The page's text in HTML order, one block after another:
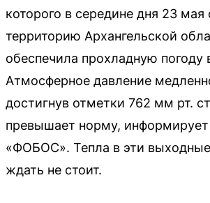
которого в середине дня 23 мая
территорию Архангельской
обеспечила прохладную погоду
Атмосферное давление
достигнув отметки 762 мм рт.
превышает норму, информирует
«ФОБОС». Тепла в эти
ждать не стоит.